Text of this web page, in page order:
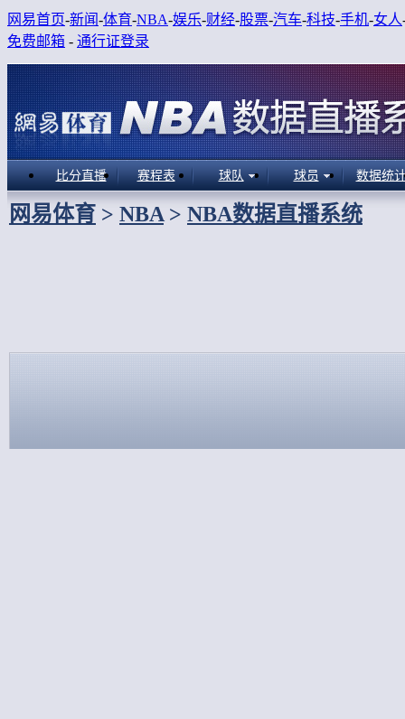
网易首页-新闻-体育-NBA-娱乐-财经-股票-汽车-科技-手机-女人
免费邮箱 - 通行证登录
比分直播 赛程表 球队 球员 数据统
网易体育 > NBA > NBA数据直播系统